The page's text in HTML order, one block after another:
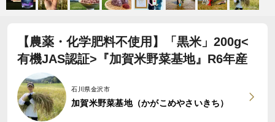
【農薬・化学肥料不使用】「黒米」200g<
有機JAS認証>『加賀米野菜基地』R6年産
石川県金沢市
加賀米野菜基地（かがこめやさいきち）